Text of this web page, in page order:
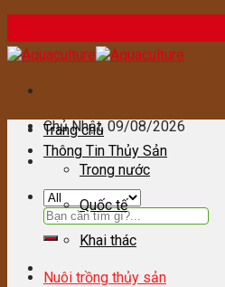
to
content
Chủ Nhật, 09/08/2026
Tìm
kiếm:
Trang chủ
Thông Tin Thủy Sản
Trong nước
Quốc tế
Khai thác
Nuôi trồng thủy sản